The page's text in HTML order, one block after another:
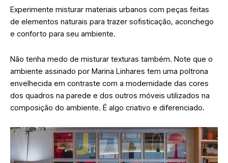
Experimente misturar materiais urbanos com peças feitas
de elementos naturais para trazer sofisticação, aconchego
e conforto para seu ambiente.
Não tenha medo de misturar texturas também. Note que o
ambiente assinado por Marina Linhares tem uma poltrona
envelhecida em contraste com a modernidade das cores
dos quadros na parede e dos outros móveis utilizados na
composição do ambiente. É algo criativo e diferenciado.